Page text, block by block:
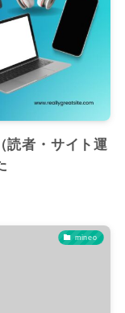
読者・サイト運
mineo